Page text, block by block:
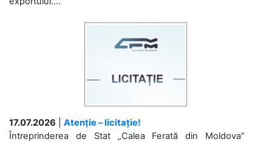
17.07.2026
Atenție – licitație!
Întreprinderea de Stat „Calea Ferată din Moldova”